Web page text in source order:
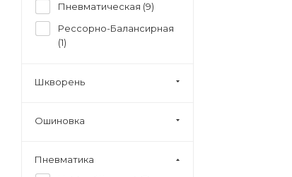
Пневматическая (9)
Рессорно-Балансирная
(1)
Шкворень
Ошиновка
Пневматика